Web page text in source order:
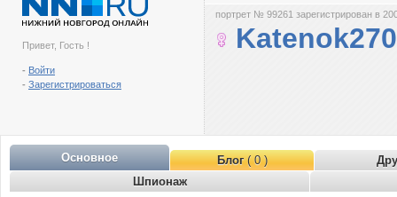
Привет, Гость !
- Войти
- Зарегистрироваться
портрет № 99261 зарегистрирован в
Основное Блог( 0 )
Шпионаж